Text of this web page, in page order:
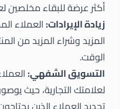
أكثر عرضة للبقاء مخلصين
زيادة الإيرادات:العملاء
المزيد وشراء المزيد من
الوقت.
التسويق الشفهي:
لعلامتك التجارية، حيث